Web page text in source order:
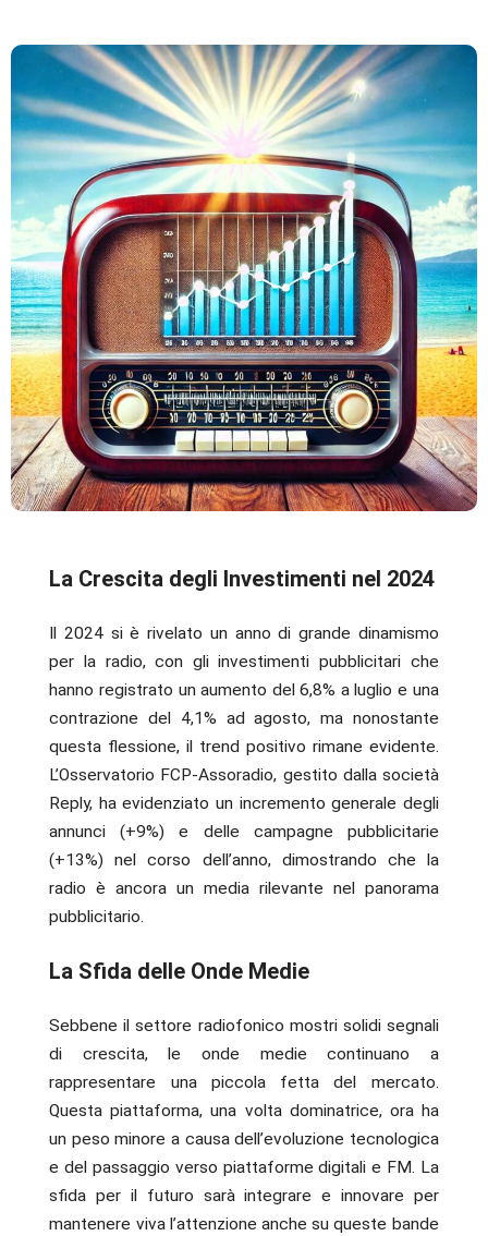
La Crescita degli Investimenti nel 2024
Il 2024 si è rivelato un anno di grande dinamismo
per la radio, con gli investimenti pubblicitari che
hanno registrato un aumento del 6,8% a luglio e una
contrazione del 4,1% ad agosto, ma nonostante
questa flessione, il trend positivo rimane evidente.
L’Osservatorio FCP-Assoradio, gestito dalla società
Reply, ha evidenziato un incremento generale degli
annunci (+9%) e delle campagne pubblicitarie
(+13%) nel corso dell’anno, dimostrando che la
radio è ancora un media rilevante nel panorama
pubblicitario.
La Sfida delle Onde Medie
Sebbene il settore radiofonico mostri solidi segnali
di crescita, le onde medie continuano a
rappresentare una piccola fetta del mercato.
Questa piattaforma, una volta dominatrice, ora ha
un peso minore a causa dell’evoluzione tecnologica
e del passaggio verso piattaforme digitali e FM. La
sfida per il futuro sarà integrare e innovare per
mantenere viva l’attenzione anche su queste bande